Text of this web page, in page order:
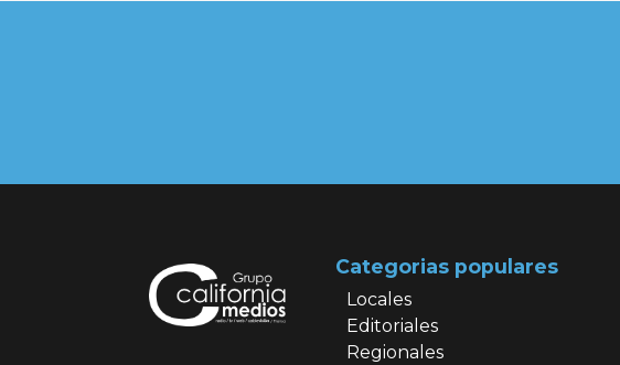
Categorias populares
Locales
Editoriales
Regionales